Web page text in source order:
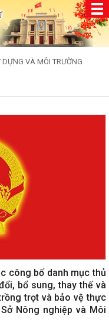
DỰNG VÀ MÔI TRƯỜNG
công bố danh mục thủ
bổ sung, thay thế và
trọt và bảo vệ thực
Nông nghiệp và Môi